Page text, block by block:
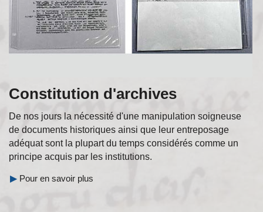
Constitution d'archives
De nos jours la nécessité d'une manipulation soigneuse
de documents historiques ainsi que leur entreposage
adéquat sont la plupart du temps considérés comme un
principe acquis par les institutions.
▶ Pour en savoir plus